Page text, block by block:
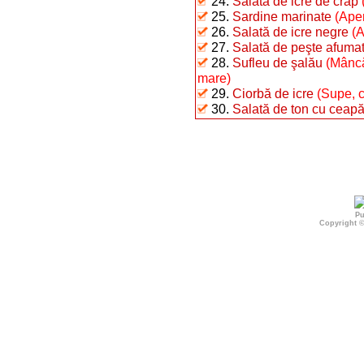
25. Sardine marinate
26. Salată de icre negre
27. Salată de peşte
28. Sufleu de şalău
mare)
29. Ciorbă de icre (Supe,
30. Salată de ton cu ceapă
Copyright